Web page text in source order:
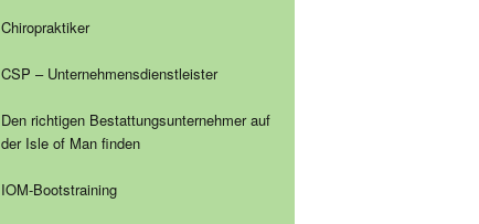
Chiropraktiker
CSP – Unternehmensdienstleister
Den richtigen Bestattungsunternehmer auf
der Isle of Man finden
IOM-Bootstraining